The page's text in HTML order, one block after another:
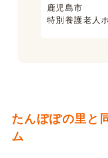
鹿児島市
特別養護老人
たんぽぽの里と
ム